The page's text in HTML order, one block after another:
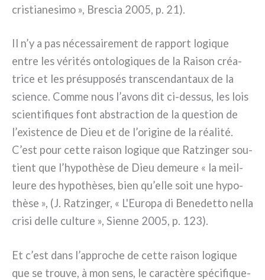
cri­stia­ne­si­mo », Brescia 2005, p. 21).
Il n’y a pas néces­sai­re­ment de rap­port logi­que
entre les véri­tés onto­lo­gi­ques de la Raison créa­
tri­ce et les pré­sup­po­sés trans­cen­dan­taux de la
scien­ce. Comme nous l’avons dit ci-dessus, les lois
scien­ti­fi­ques font abstrac­tion de la que­stion de
l’existence de Dieu et de l’origine de la réa­li­té.
C’est pour cet­te rai­son logi­que que Ratzinger sou­
tient que l’hypothèse de Dieu demeu­re « la meil­
leu­re des hypo­thè­ses, bien qu’elle soit une hypo­
thè­se », (J. Ratzinger, « L'Europa di Benedetto nel­la
cri­si del­le cul­tu­re », Sienne 2005, p. 123).
Et c’est dans l’approche de cet­te rai­son logi­que
que se trou­ve, à mon sens, le carac­tè­re spé­ci­fi­que­